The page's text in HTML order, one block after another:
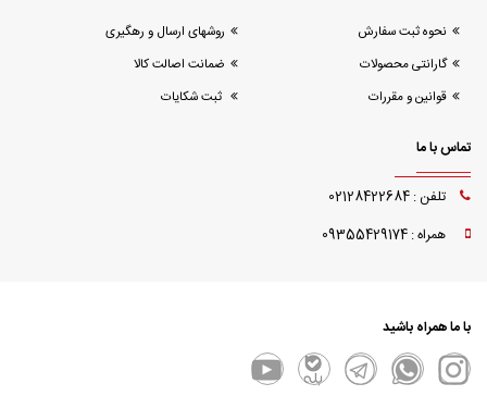
نحوه ثبت سفارش
روشهای ارسال و رهگیری
گارانتی محصولات
ضمانت اصالت کالا
قوانین و مقررات
ثبت شکایات
تماس با ما
تلفن : 02128422684
همراه : 09355429174
با ما همراه باشید